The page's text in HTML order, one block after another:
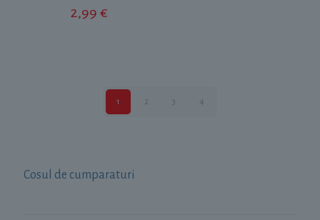
2,99€
1 2 3 4
Cosul de cumparaturi